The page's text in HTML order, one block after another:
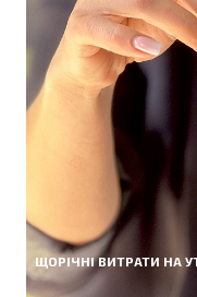
ЩОРІЧНІ ВИТРАТИ НА